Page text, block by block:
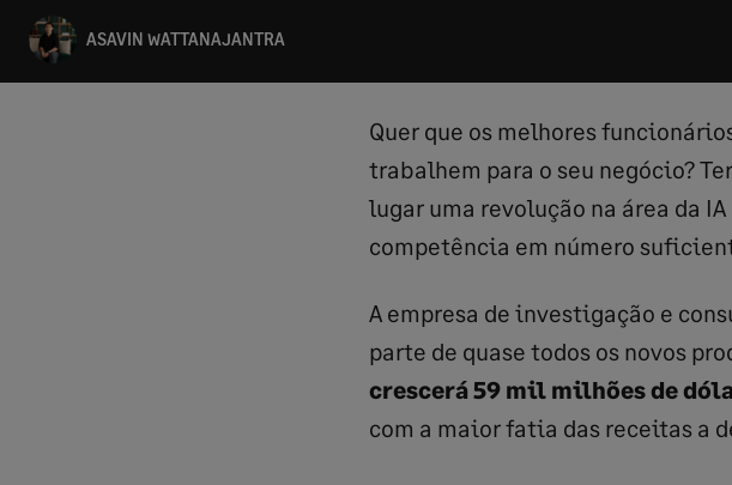
ASAVIN WATTANAJANTRA
Quer que os melhores
trabalhem para o seu negócio?
lugar uma revolução na área da
competência em número
A empresa de investigação e
parte de quase todos os novos
crescerá 59 mil milhões de
com a maior fatia das receitas a